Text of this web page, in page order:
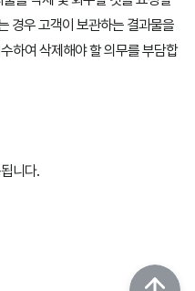
경우 고객이 보관하는 결과물을
하여 삭제해야 할 의무를 부담합
니다.